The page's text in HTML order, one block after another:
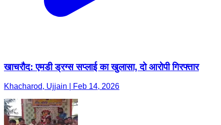
खाचरौद: एमडी ड्रग्स सप्लाई का खुलासा, दो आरोपी गिरफ्तार
Khacharod, Ujjain | Feb 14, 2026